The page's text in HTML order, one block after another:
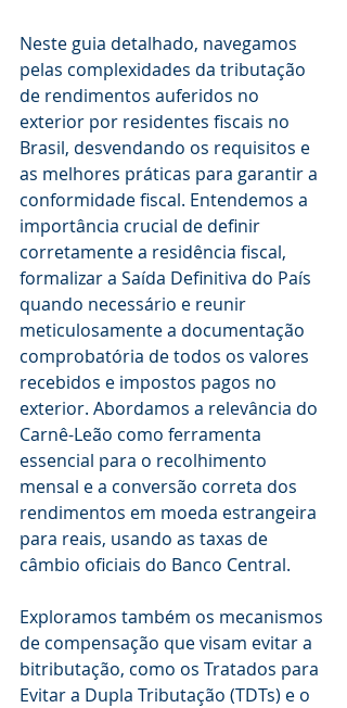
Neste guia detalhado, navegamos
pelas complexidades da tributação
de rendimentos auferidos no
exterior por residentes fiscais no
Brasil, desvendando os requisitos e
as melhores práticas para garantir a
conformidade fiscal. Entendemos a
importância crucial de definir
corretamente a residência fiscal,
formalizar a Saída Definitiva do País
quando necessário e reunir
meticulosamente a documentação
comprobatória de todos os valores
recebidos e impostos pagos no
exterior. Abordamos a relevância do
Carnê-Leão como ferramenta
essencial para o recolhimento
mensal e a conversão correta dos
rendimentos em moeda estrangeira
para reais, usando as taxas de
câmbio oficiais do Banco Central.
Exploramos também os mecanismos
de compensação que visam evitar a
bitributação, como os Tratados para
Evitar a Dupla Tributação (TDTs) e o